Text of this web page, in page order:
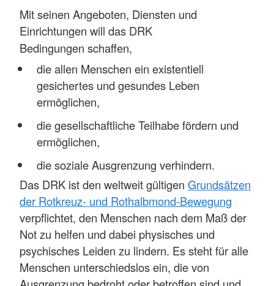
Mit seinen Angeboten, Diensten und
Einrichtungen will das DRK
Bedingungen schaffen,
die allen Menschen ein existentiell
gesichertes und gesundes Leben
ermöglichen,
die gesellschaftliche Teilhabe fördern und
ermöglichen,
die soziale Ausgrenzung verhindern.
Das DRK ist den weltweit gültigen Grundsätzen
der Rotkreuz- und Rothalbmond-Bewegung
verpflichtet, den Menschen nach dem Maß der
Not zu helfen und dabei physisches und
psychisches Leiden zu lindern. Es steht für alle
Menschen unterschiedslos ein, die von